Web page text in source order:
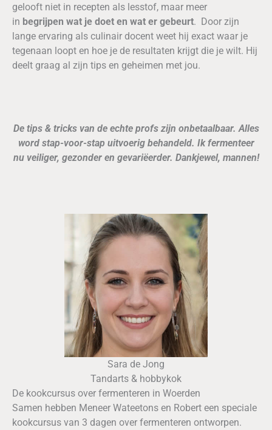
gelooft niet in recepten als lesstof, maar meer
in begrijpen wat je doet en wat er gebeurt. Door zijn
lange ervaring als culinair docent weet hij exact waar je
tegenaan loopt en hoe je de resultaten krijgt die je wilt. Hij
deelt graag al zijn tips en geheimen met jou.
De tips & tricks van de echte profs zijn onbetaalbaar. Alles
word stap-voor-stap uitvoerig behandeld. Ik fermenteer
nu veiliger, gezonder en gevariëerder. Dankjewel, mannen!
Sara de Jong
Tandarts & hobbykok
De kookcursus over fermenteren in Woerden
Samen hebben Meneer Wateetons en Robert een speciale
kookcursus van 3 dagen over fermenteren ontworpen.